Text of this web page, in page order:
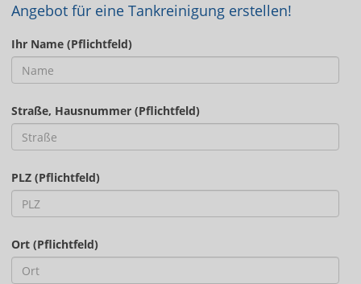
Angebot für eine Tankreinigung erstellen!
Ihr Name (Pflichtfeld)
Straße, Hausnummer (Pflichtfeld)
PLZ (Pflichtfeld)
Ort (Pflichtfeld)